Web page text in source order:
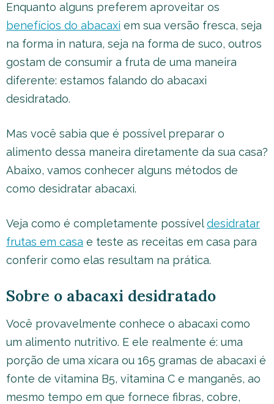
Enquanto alguns preferem aproveitar os
benefícios do abacaxi em sua versão fresca, seja
na forma in natura, seja na forma de suco, outros
gostam de consumir a fruta de uma maneira
diferente: estamos falando do abacaxi
desidratado.
Mas você sabia que é possível preparar o
alimento dessa maneira diretamente da sua casa?
Abaixo, vamos conhecer alguns métodos de
como desidratar abacaxi.
Veja como é completamente possíveldesidratar
frutas em casa e teste as receitas em casa para
conferir como elas resultam na prática.
Sobre o abacaxi desidratado
Você provavelmente conhece o abacaxi como
um alimento nutritivo. E ele realmente é: uma
porção de uma xícara ou 165 gramas de abacaxi é
fonte de vitamina B5, vitamina C e manganês, ao
mesmo tempo em que fornece fibras, cobre,